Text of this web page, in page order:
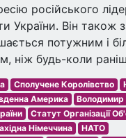
російського
України. Він також
потужним і
ніж будь-коли
Сполучене Королівство
Америка
Володимир
Статут Організації
Німеччина
НАТО